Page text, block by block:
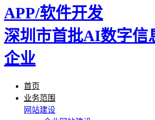
APP/软件开发
深圳市首批AI数字信
企业
首页
业务范围
网站建设